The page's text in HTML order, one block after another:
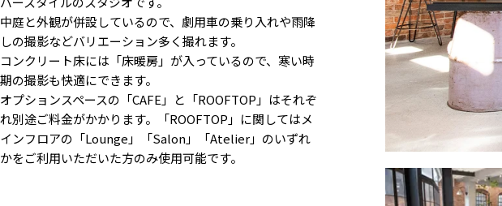
会社概要
お問い合わせ
掲載のお問い合わせ
プライバシーポリシー
中庭と外観が併設しているので、劇用車の乗り入れや雨降
しの撮影などバリエーション多く撮れます。
コンクリート床には「床暖房」が入っているので、寒い時
期の撮影も快適にできます。
オプションスペースの「CAFE」と「ROOFTOP」はそれぞ
れ別途ご料金がかかります。「ROOFTOP」に関してはメ
インフロアの「Lounge」「Salon」「Atelier」のいずれ
かをご利用いただいた方のみ使用可能です。